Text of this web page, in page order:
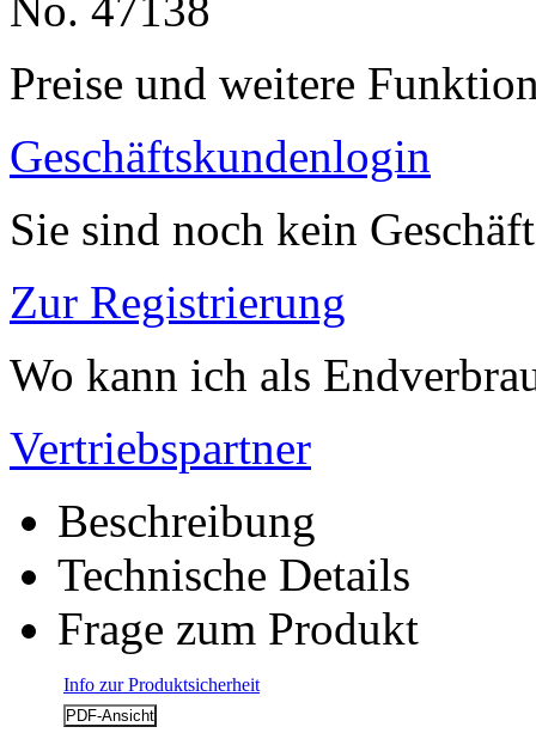
Preise und weitere
Geschäftskundenlogin
Sie sind noch kein
Zur Registrierung
Wo kann ich als
Vertriebspartner
Beschreibung
Technische Details
Frage zum Produkt
Info zur Produktsicherheit